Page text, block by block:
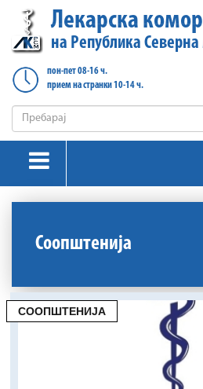
Лекарска
на Република
пон-пет 08-16 ч.
прием на странки 10-14 ч.
Соопштенија
СООПШТЕНИЈА